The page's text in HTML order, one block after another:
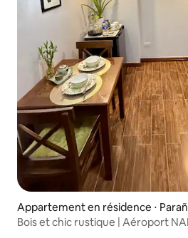
Appartement en résidence ⋅
Bois et chic rustique | Aéroport